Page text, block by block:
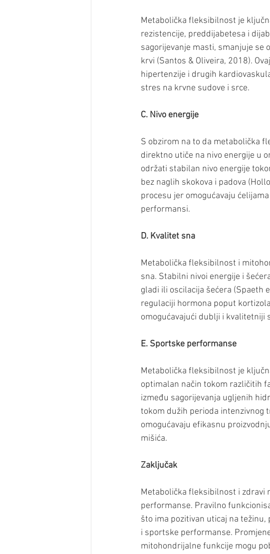
Metabolička fleksibilnost je
rezistencije, preddijabetesa i
sagorijevanje masti, smanjuje se
krvi (Santos & Oliveira, 2018).
hipertenzije i drugih
stres na krvne sudove i srce.
C. Nivo energije
S obzirom na to da metabolička
direktno utiče na nivo energije u
održati stabilan nivo energije
bez naglih skokova i padova
procesu jer omogućavaju
performansi.
D. Kvalitet sna
Metabolička fleksibilnost i
sna. Stabilni nivoi energije i
gladi ili oscilacija šećera (Spaeth
regulaciji hormona poput
omogućavajući dublji i kvalitetniji
E. Sportske performanse
Metabolička fleksibilnost je
optimalan način tokom različitih
između sagorijevanja ugljenih
tokom dužih perioda intenzivnog
omogućavaju efikasnu
mišića.
Zaključak
Metabolička fleksibilnost i zdravi
performanse. Pravilno
što ima pozitivan uticaj na
i sportske performanse.
mitohondrijalne funkcije mogu